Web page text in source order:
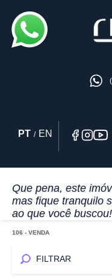
PT / EN
Que pena, este
mas fique tranquilo
ao que você buscou!
106 - VENDA
FILTRAR